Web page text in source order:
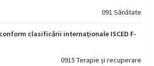
091 Sănătate
clasificării internaționale ISCED F-
0915 Terapie și recuperare